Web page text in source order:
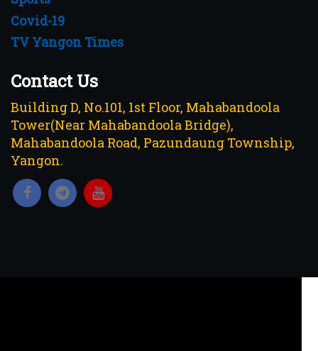
Covid-19
TV Yangon Times
Contact Us
Building D, No.101, 1st Floor, Mahabandoola
Tower(Near Mahabandoola Bridge),
Mahabandoola Road, Pazundaung Township,
Yangon.